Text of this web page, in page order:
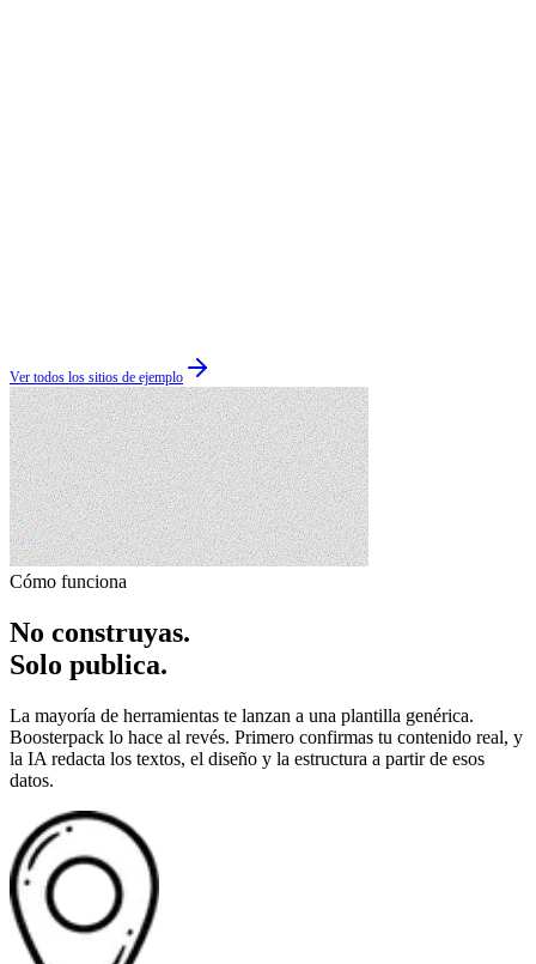
Ver todos los sitios de ejemplo
Cómo funciona
No construyas.
Solo publica.
La mayoría de herramientas te lanzan a una plantilla genérica.
Boosterpack lo hace al revés. Primero confirmas tu contenido real, y
la IA redacta los textos, el diseño y la estructura a partir de esos
datos.